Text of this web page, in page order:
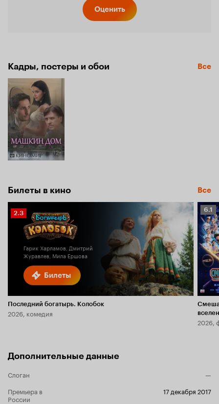
5.3
Оценить
Кадры, постеры и обои Все
Билеты в кино Все
Билеты
Рейтинг
Кинопоиска
2.3
Гарик Харламов, Дмитрий
Журавлев, Мила Ершова
Последний богатырь. Колобок
2026, комедия
6.1
6.1
2026,
Дополнительные данные
Слоган
—
Премьера в
России
17 декабря 2017